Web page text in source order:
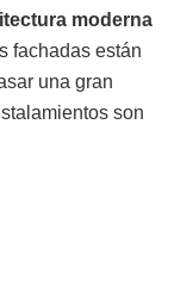
moderna
fachadas están
una gran
son